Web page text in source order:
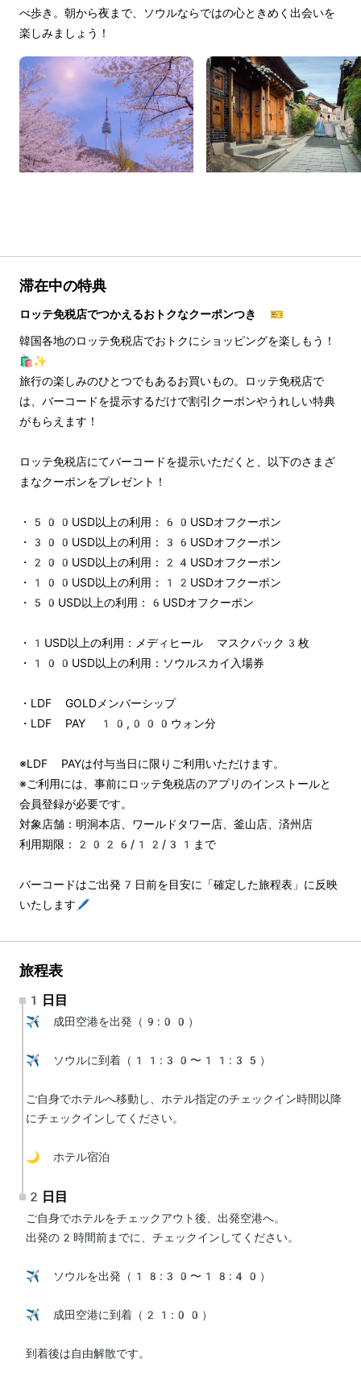
べ歩き。朝から夜まで、ソウルならではの心ときめく出会いを
楽しみましょう！
滞在中の特典
ロッテ免税店でつかえるおトクなクーポンつき 🎫
韓国各地のロッテ免税店でおトクにショッピングを楽しもう！
🛍️✨
旅行の楽しみのひとつでもあるお買いもの。ロッテ免税店で
は、バーコードを提示するだけで割引クーポンやうれしい特典
がもらえます！
ロッテ免税店にてバーコードを提示いただくと、以下のさまざ
まなクーポンをプレゼント！
・500USD以上の利用：60USDオフクーポン
・300USD以上の利用：36USDオフクーポン
・200USD以上の利用：24USDオフクーポン
・100USD以上の利用：12USDオフクーポン
・50USD以上の利用：6USDオフクーポン
・1USD以上の利用：メディヒール マスクパック3枚
・100USD以上の利用：ソウルスカイ入場券
・LDF GOLDメンバーシップ
・LDF PAY 10,000ウォン分
※LDF PAYは付与当日に限りご利用いただけます。
※ご利用には、事前にロッテ免税店のアプリのインストールと
会員登録が必要です。
対象店舗：明洞本店、ワールドタワー店、釜山店、済州店
利用期限：2026/12/31まで
バーコードはご出発7日前を目安に「確定した旅程表」に反映
いたします🖊️
旅程表
1日目
✈️ 成田空港を出発（9:00）
✈️ ソウルに到着（11:30〜11:35）
ご自身でホテルへ移動し、ホテル指定のチェックイン時間以降
にチェックインしてください。
🌙 ホテル宿泊
2日目
ご自身でホテルをチェックアウト後、出発空港へ。
出発の2時間前までに、チェックインしてください。
✈️ ソウルを出発（18:30〜18:40）
✈️ 成田空港に到着（21:00）
到着後は自由解散です。